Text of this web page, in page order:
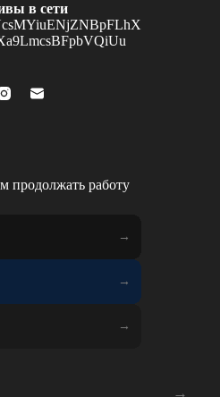
в сети
продолжать работу